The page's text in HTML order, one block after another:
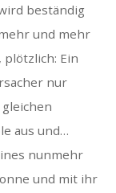
beständig
und mehr
Ein
nur
aus und…
nunmehr
und mit ihr